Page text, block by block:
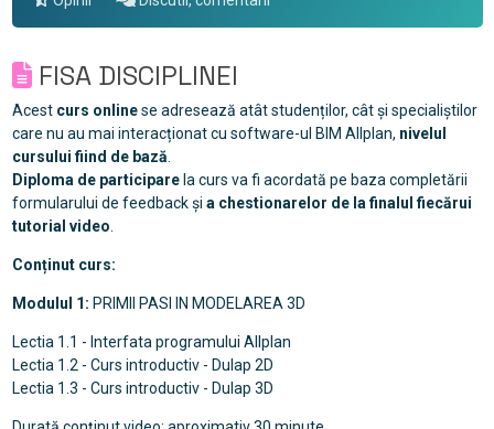
FISA DISCIPLINEI
Acest curs onlinese adresează atât studenților, cât și specialiștilor
care nu au mai interacționat cu software-ul BIM Allplan, nivelul
cursului fiind de bază
Diploma de participarela curs va fi acordată pe baza completării
formularului de feedback și a chestionarelor de la finalul fiecărui
tutorial video
Conținut curs:
Modulul 1: PRIMII PASI IN MODELAREA 3D
Lectia 1.1 - Interfata programului Allplan
Lectia 1.2 - Curs introductiv - Dulap 2D
Lectia 1.3 - Curs introductiv - Dulap 3D